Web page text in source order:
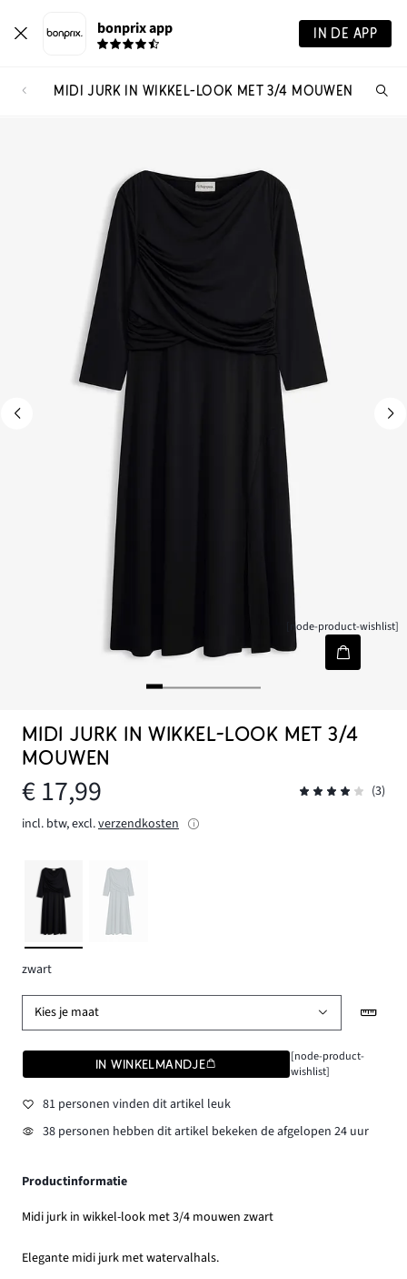
bonprix app IN DE APP
MIDI JURK IN WIKKEL-LOOK MET 3/4 MOUWEN
[node-product-wishlist]
MIDI JURK IN WIKKEL-LOOK MET 3/4
MOUWEN
€ 17,99
(3)
incl. btw, excl.verzendkosten
zwart
Kies je maat
IN WINKELMANDJE
[node-product-
wishlist]
81 personen vinden dit artikel leuk
38 personen hebben dit artikel bekeken de afgelopen 24 uur
Productinformatie
Midi jurk in wikkel-look met 3/4 mouwen zwart
Elegante midi jurk met watervalhals.